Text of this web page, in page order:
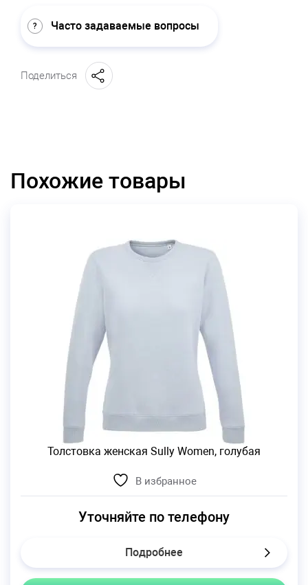
Часто задаваемые вопросы
Поделиться
Похожие товары
Толстовка женская Sully Women, голубая
В избранное
Уточняйте по телефону
Подробнее